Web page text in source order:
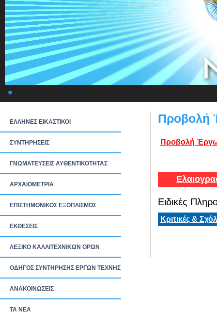
ΕΛΛΗΝΕΣ ΕΙΚΑΣΤΙΚΟΙ
ΣΥΝΤΗΡΗΣΕΙΣ
ΓΝΩΜΑΤΕΥΣΕΙΣ ΑΥΘΕΝΤΙΚΟΤΗΤΑΣ
ΑΡΧΑΙΟΜΕΤΡΙΑ
ΕΠΙΣΤΗΜΟΝΙΚΟΣ ΕΞΟΠΛΙΣΜΟΣ
ΕΚΘΕΣΕΙΣ
ΛΕΞΙΚΟ ΚΑΛΛΙΤΕΧΝΙΚΩΝ ΟΡΩΝ
ΟΔΗΓΟΣ ΣΥΝΤΗΡΗΣΗΣ ΕΡΓΩΝ ΤΕΧΝΗΣ
ΑΝΑΚΟΙΝΩΣΕΙΣ
ΤΑ ΝEΑ
Προβολή
Προβολή
Ειδικές
Κριτικές &